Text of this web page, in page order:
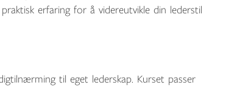
erfaring for å videreutvikle din lederstil
til eget lederskap. Kurset passer